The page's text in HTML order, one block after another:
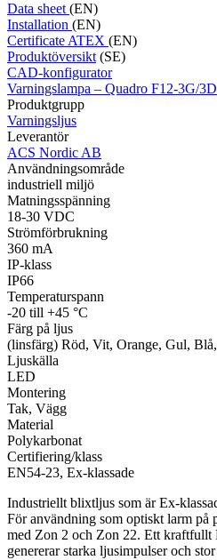
Data sheet (EN)
Installation (EN)
Certificate ATEX (EN)
Produktöversikt (SE)
CAD-konfigurator
Varningslampa – Quadro F12-3G/
Produktgrupp
Varningsljus
Leverantör
ACS Nordic AB
Användningsområde
industriell miljö
Matningsspänning
18-30 VDC
Strömförbrukning
360 mA
IP-klass
IP66
Temperaturspann
-20 till +45 °C
Färg på ljus
(linsfärg) Röd, Vit, Orange, Gul,
Ljuskälla
LED
Montering
Tak, Vägg
Material
Polykarbonat
Certifiering/klass
EN54-23, Ex-klassade
Industriellt blixtljus som är Ex-
För användning som optiskt larm på
med Zon 2 och Zon 22. Ett kraftfullt
genererar starka ljusimpulser och